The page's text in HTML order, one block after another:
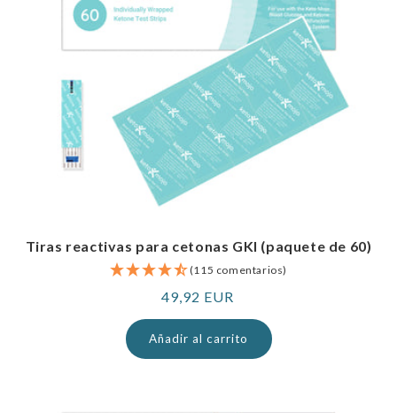
Tiras reactivas para cetonas GKI (paquete de 60)
(115 comentarios)
Precio
normal
49,92 EUR
Añadir al carrito